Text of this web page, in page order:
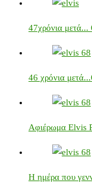
47χρόνια μετά...
46 χρόνια
Αφιέρωμα Elvis
Η ημέρα που